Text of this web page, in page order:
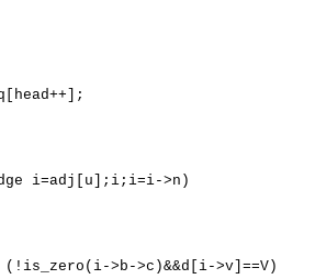
i=adj[u];i;i=i->n)
(!is_zero(i->b->c)&&d[i->v]==V)